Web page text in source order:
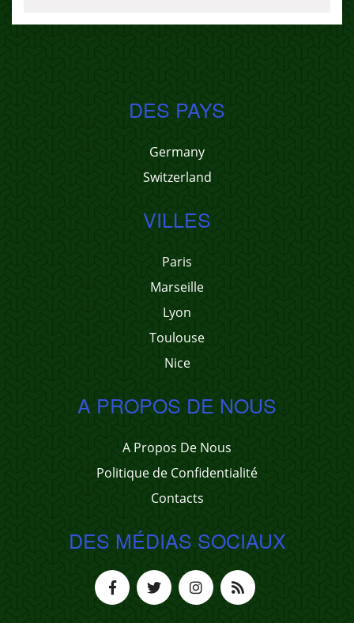
DES PAYS
Germany
Switzerland
VILLES
Paris
Marseille
Lyon
Toulouse
Nice
A PROPOS DE NOUS
A Propos De Nous
Politique de Confidentialité
Contacts
DES MÉDIAS SOCIAUX